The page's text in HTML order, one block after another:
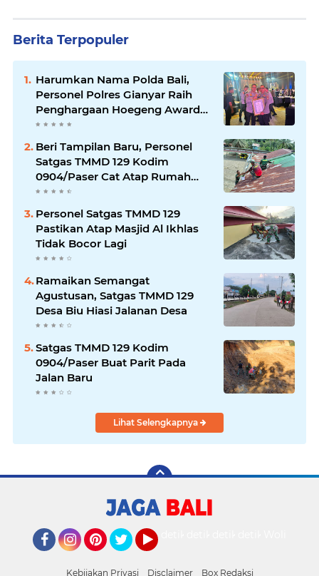
Berita Terpopuler
Harumkan Nama Polda Bali,
Personel Polres Gianyar Raih
Penghargaan Hoegeng Awards
2026
Beri Tampilan Baru, Personel
Satgas TMMD 129 Kodim
0904/Paser Cat Atap Rumah
Marbot
Personel Satgas TMMD 129
Pastikan Atap Masjid Al Ikhlas
Tidak Bocor Lagi
Ramaikan Semangat
Agustusan, Satgas TMMD 129
Desa Biu Hiasi Jalanan Desa
Satgas TMMD 129 Kodim
0904/Paser Buat Parit Pada
Jalan Baru
Lihat Selengkapnya
Kebijakan Privasi Disclaimer Box Redaksi